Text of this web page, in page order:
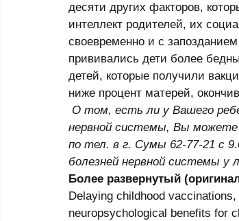
десяти других факторов,
интеллект родителей, их
своевременно и с
прививались дети более
детей, которые получили
ниже процент матерей,
О том, есть ли у Вашего
нервной системы, Вы можете
по тел. в г. Сумы 62-77-21 с
болезней нервной системы у
Более развернутый
Delaying childhood
neuropsychological benefits for